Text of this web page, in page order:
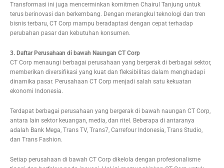
Transformasi ini juga mencerminkan komitmen Chairul Tanjung untuk
terus berinovasi dan berkembang. Dengan merangkul teknologi dan tren
bisnis terbaru, CT Corp mampu beradaptasi dengan cepat terhadap
perubahan pasar dan kebutuhan konsumen.
3. Daftar Perusahaan di bawah Naungan CT Corp
CT Corp menaungi berbagai perusahaan yang bergerak di berbagai sektor,
memberikan diversifikasi yang kuat dan fleksibilitas dalam menghadapi
dinamika pasar. Perusahaan CT Corp menjadi salah satu kekuatan
ekonomi Indonesia.
Terdapat berbagai perusahaan yang bergerak di bawah naungan CT Corp,
antara lain sektor keuangan, media, dan ritel. Beberapa di antaranya
adalah Bank Mega, Trans TV, Trans7, Carrefour Indonesia, Trans Studio,
dan Trans Fashion.
Setiap perusahaan di bawah CT Corp dikelola dengan profesionalisme